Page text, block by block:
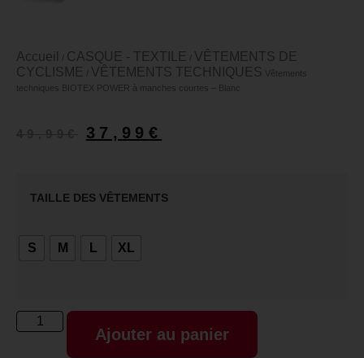
Accueil CASQUE - TEXTILE
VÊTEMENTS DE
CYCLISME
VÊTEMENTS TECHNIQUES Vêtements
techniques BIOTEX POWER à manches courtes – Blanc
37,99 €
TAILLE DES VÊTEMENTS
S M L XL
Ajouter au panier